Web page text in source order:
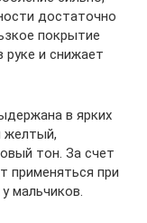
достаточно
покрытие
руке и снижает
в ярких
желтый,
тон. За счет
применяться при
мальчиков.